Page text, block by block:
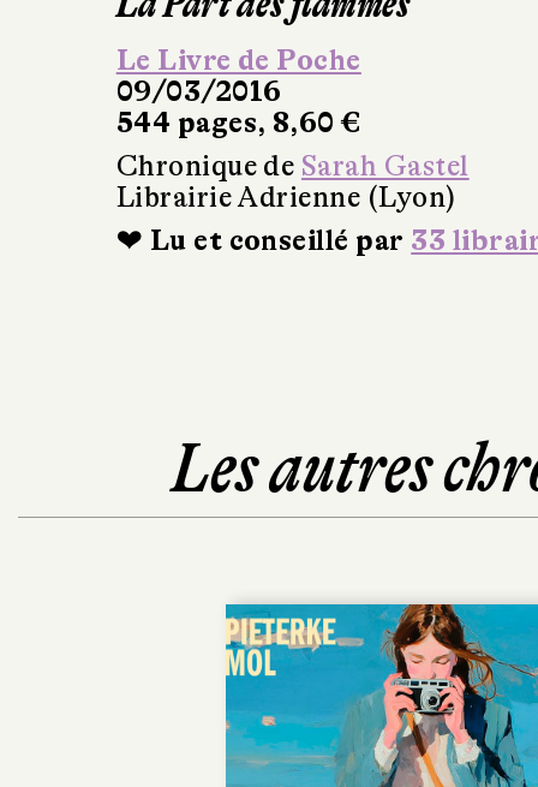
Le Livre de Poche
09/03/2016
544 pages, 8,60 €
Chronique de Sarah Gastel
Librairie Adrienne (Lyon)
❤ Lu et conseillé par 33
Les autres